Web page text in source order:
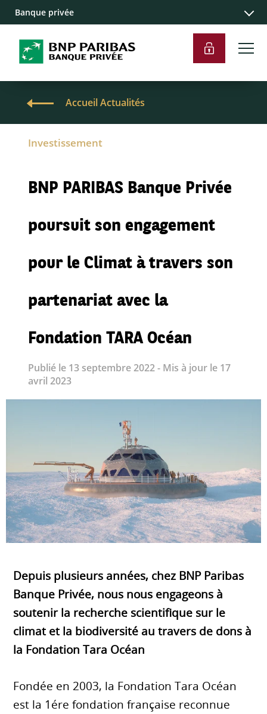
Banque privée
Accueil Actualités
Investissement
BNP PARIBAS Banque Privée
poursuit son engagement
pour le Climat à travers son
partenariat avec la
Fondation TARA Océan
Publié le 13 septembre 2022 - Mis à jour le 17
avril 2023
Depuis plusieurs années, chez BNP Paribas
Banque Privée, nous nous engageons à
soutenir la recherche scientifique sur le
climat et la biodiversité au travers de dons à
la Fondation Tara Océan
Fondée en 2003, la Fondation Tara Océan
est la 1ére fondation française reconnue